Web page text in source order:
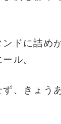
ドに詰め
ル。
、きょう